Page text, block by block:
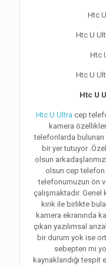
Htc
Htc U
Htc
Htc U
Htc U
Htc U Ultra cep
kamera
telefonlarda bulunan
bir yer tutuyor
olsun
olsun cep telefon
telefonumuzun ön
çalışmaktadır. Genel
kırık ile birlikte
kamera ekranında
çıkan yazılımsal
bir durum yok ise
sebepten mi
kaynaklandığı